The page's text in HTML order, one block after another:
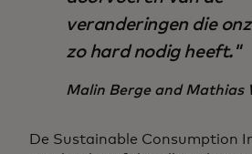
veranderingen die
zo hard nodig heeft."
Malin Berge and Mathias
De Sustainable Consumption